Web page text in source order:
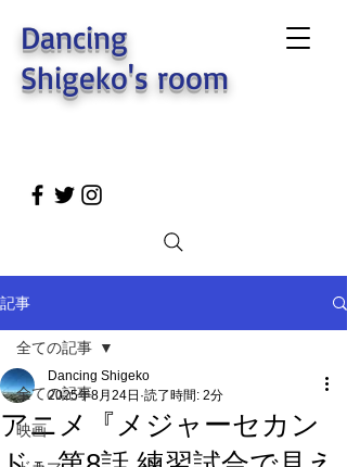
Dancing
Shigeko's room
記事
全ての記事
映画
全ての記事
アニメ『メジャーセカン
Dancing Shigeko
2025年8月24日 読了時間: 2分